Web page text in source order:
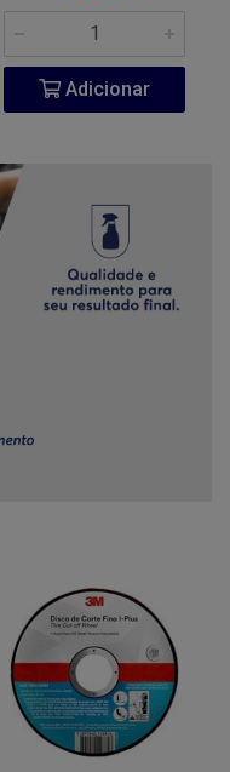
Adicionar